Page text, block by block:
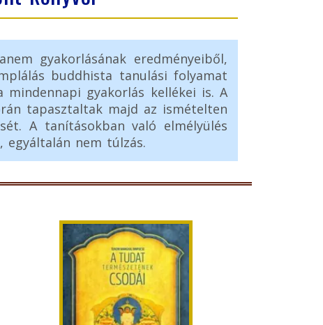
gyakorlásának eredményeiből,
buddhista tanulási folyamat
gyakorlás kellékei is. A
tapasztaltak majd az ismételten
A tanításokban való elmélyülés
nem túlzás.